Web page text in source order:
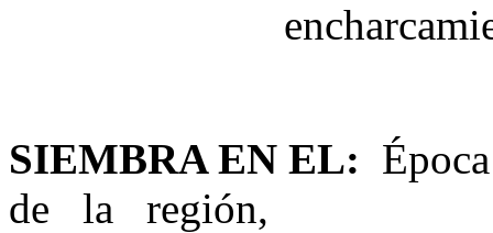
SIEMBRA EN EL:
de la región,